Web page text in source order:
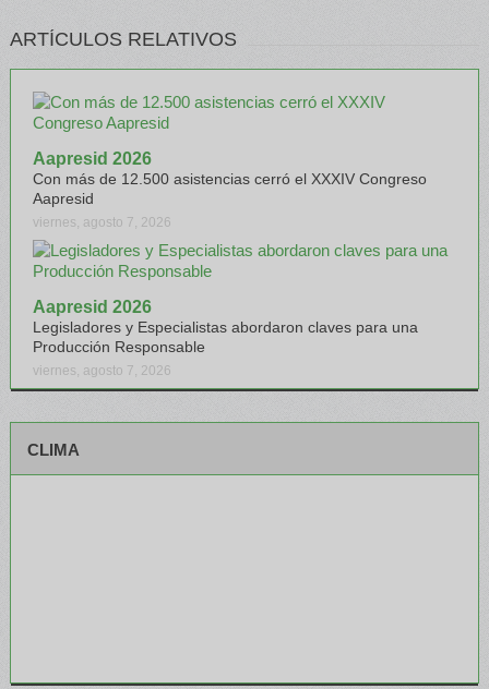
ARTÍCULOS RELATIVOS
Aapresid 2026
Con más de 12.500 asistencias cerró el XXXIV Congreso
Aapresid
viernes, agosto 7, 2026
Aapresid 2026
Legisladores y Especialistas abordaron claves para una
Producción Responsable
viernes, agosto 7, 2026
CLIMA